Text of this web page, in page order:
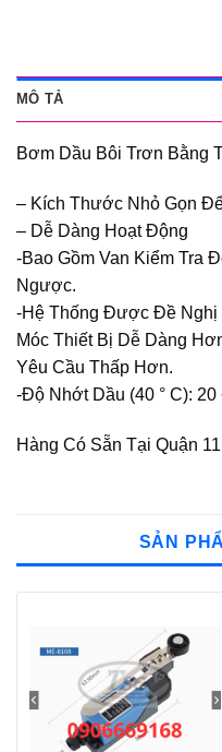
MÔ TẢ
Bơm Dầu Bôi Trơn Bằng
– Kích Thước Nhỏ Gọn
– Dễ Dàng Hoạt Động
-Bao Gồm Van Kiểm Tra
Ngược.
-Hệ Thống Được Đề Nghị
Móc Thiết Bị Dễ Dàng
Yêu Cầu Thấp Hơn.
-Độ Nhớt Dầu (40 ° C): 20
Hàng Có Sẵn Tại Quận
SẢN